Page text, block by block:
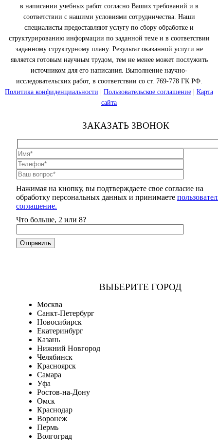
в написании учебных работ согласно Ваших требований и в
соответствии с нашими условиями сотрудничества. Наши
специалисты предоставляют услугу по сбору обработке и
структурированию информации по заданной теме и в соответствии
заданному структурному плану. Результат оказанной услуги не
является готовым научным трудом, тем не менее может послужить
источником для его написания. Выполнение научно-
исследовательских работ, в соответствии со ст. 769-778 ГК РФ.
Политика конфиденциальности
Пользовательское соглашение
Карта
сайта
ЗАКАЗАТЬ ЗВОНОК
Нажимая на кнопку, вы подтверждаете свое согласие на
обработку персональных данных и принимаете
соглашение.
Что больше, 2 или 8?
ВЫБЕРИТЕ ГОРОД
Москва
Санкт-Петербург
Новосибирск
Екатеринбург
Казань
Нижний Новгород
Челябинск
Красноярск
Самара
Уфа
Ростов-на-Дону
Омск
Краснодар
Воронеж
Пермь
Волгоград